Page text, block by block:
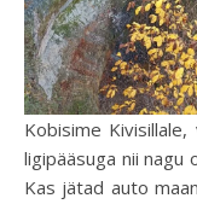
Kobisime
ligipääsuga nii nagu
Kas jätad auto